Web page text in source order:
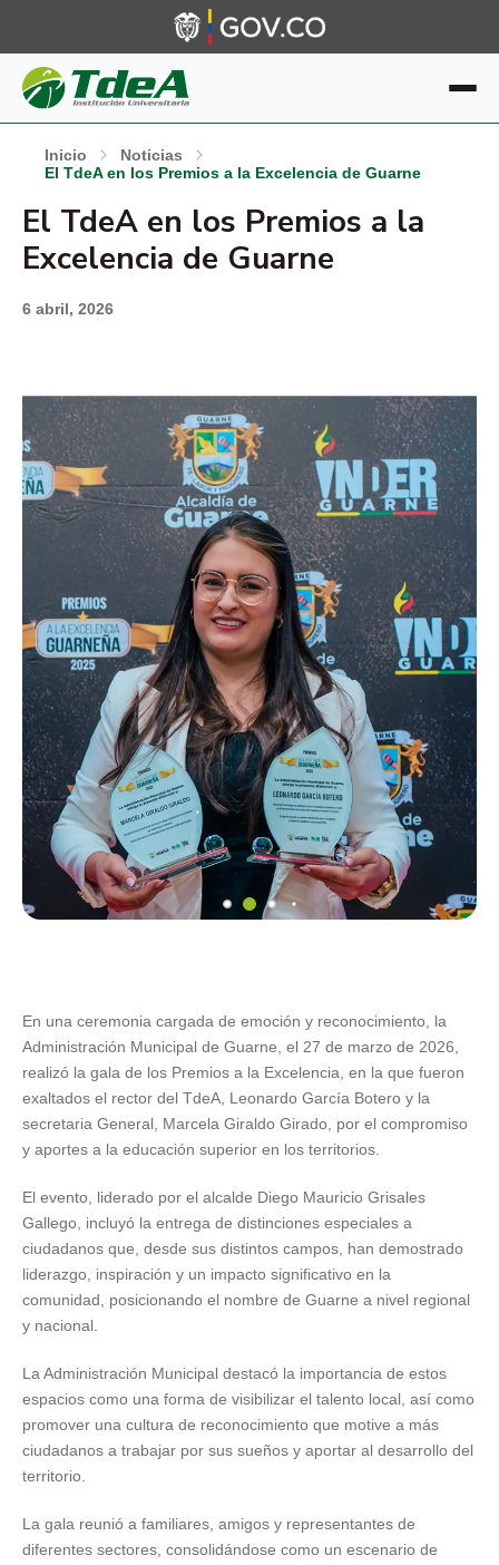
Inicio
Noticias
El TdeA en los Premios a la Excelencia de Guarne
El TdeA en los Premios a la
Excelencia de Guarne
6 abril, 2026
En una ceremonia cargada de emoción y reconocimiento, la
Administración Municipal de Guarne, el 27 de marzo de 2026,
realizó la gala de los Premios a la Excelencia, en la que fueron
exaltados el rector del TdeA, Leonardo García Botero y la
secretaria General, Marcela Giraldo Girado, por el compromiso
y aportes a la educación superior en los territorios.
El evento, liderado por el alcalde Diego Mauricio Grisales
Gallego, incluyó la entrega de distinciones especiales a
ciudadanos que, desde sus distintos campos, han demostrado
liderazgo, inspiración y un impacto significativo en la
comunidad, posicionando el nombre de Guarne a nivel regional
y nacional.
La Administración Municipal destacó la importancia de estos
espacios como una forma de visibilizar el talento local, así como
promover una cultura de reconocimiento que motive a más
ciudadanos a trabajar por sus sueños y aportar al desarrollo del
territorio.
La gala reunió a familiares, amigos y representantes de
diferentes sectores, consolidándose como un escenario de